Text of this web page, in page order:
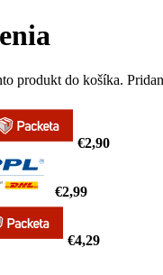
produkt do košíka.
€2,90
€2,99
€4,29